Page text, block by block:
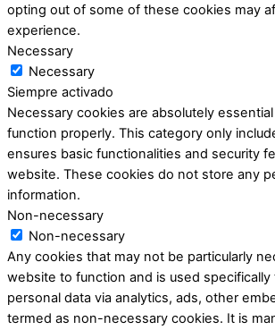
opting out of some of these cookies may
experience.
Necessary
Necessary
Siempre activado
Necessary cookies are absolutely
function properly. This category only
ensures basic functionalities and security
website. These cookies do not store any
information.
Non-necessary
Non-necessary
Any cookies that may not be particularly
website to function and is used specifically
personal data via analytics, ads, other
termed as non-necessary cookies. It is